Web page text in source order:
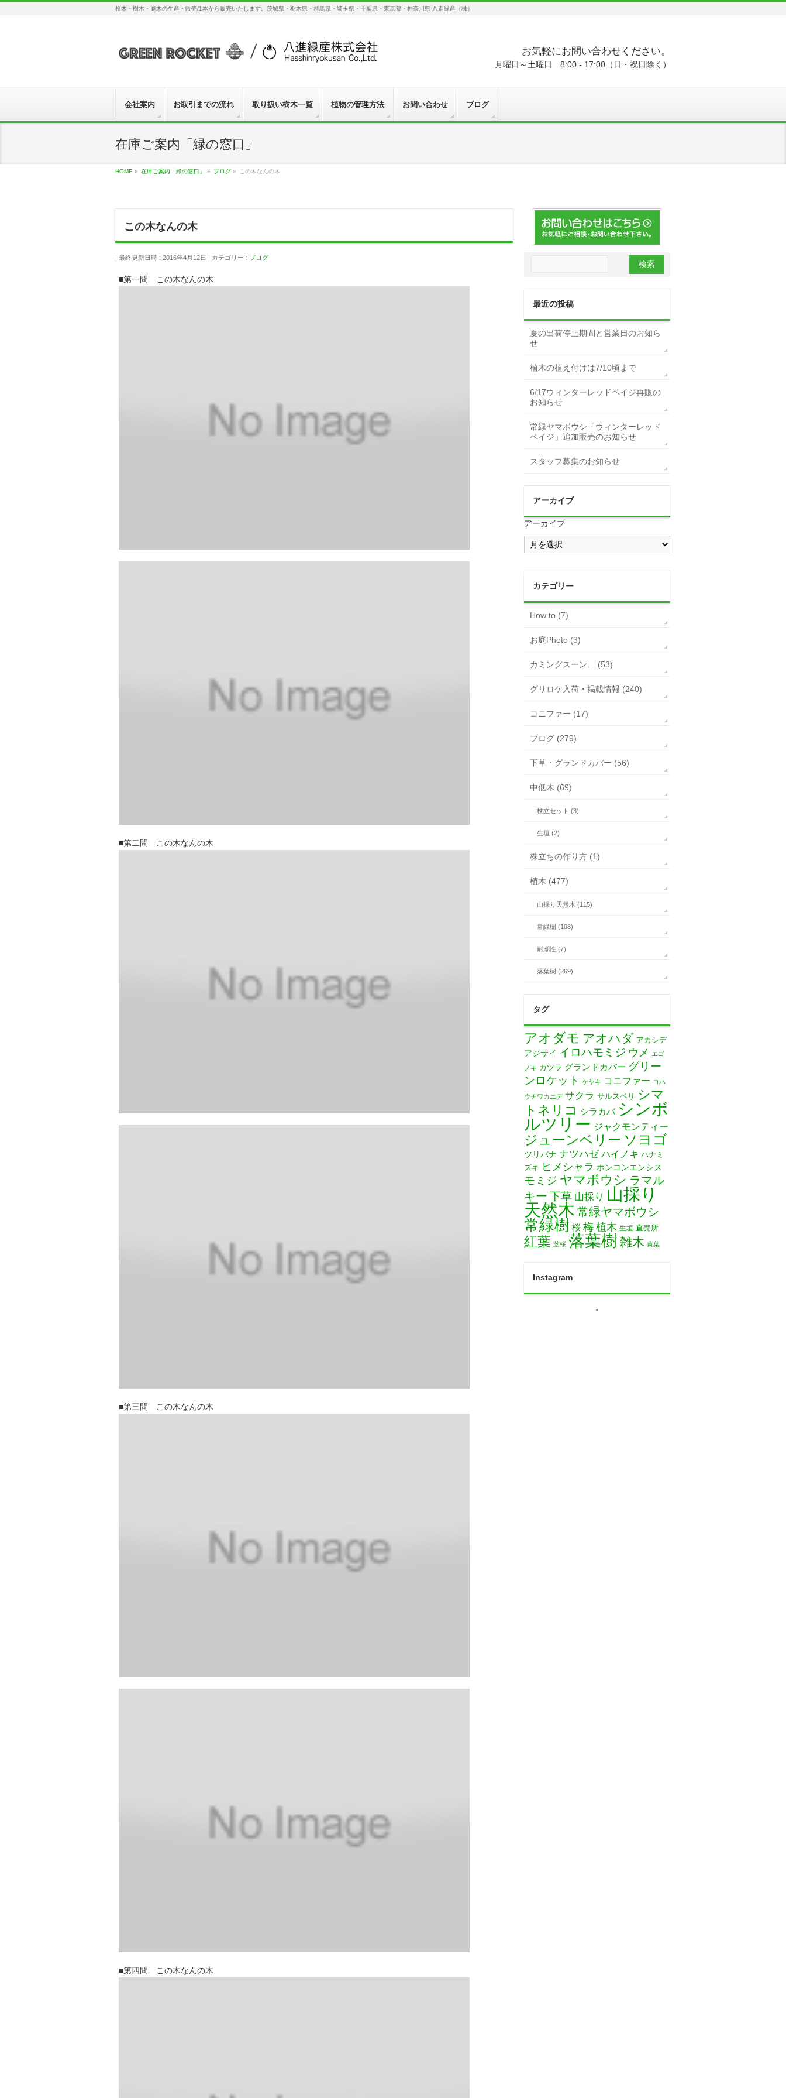
植木・樹木・庭木の生産・販売/1本から販売いたします。茨城県・栃木県・群馬県・埼玉県・千葉県・東京都・神奈川県-八進緑産（株）
お気軽にお問い合わせください。
月曜日～土曜日 8:00 - 17:00（日・祝日除く）
会社案内 お取引までの流れ 取り扱い樹木一覧 植物の管理方法 お問い合わせ ブログ
在庫ご案内「緑の窓口」
HOME » 在庫ご案内「緑の窓口」 » ブログ » この木なんの木
この木なんの木
最終更新日時 : 2016年4月12日 カテゴリー : ブログ
■第一問 この木なんの木
■第二問 この木なんの木
■第三問 この木なんの木
■第四問 この木なんの木
最近の投稿
夏の出荷停止期間と営業日のお知ら
せ
植木の植え付けは7/10頃まで
6/17ウィンターレッドペイジ再販の
お知らせ
常緑ヤマボウシ「ウィンターレッド
ペイジ」追加販売のお知らせ
スタッフ募集のお知らせ
アーカイブ
アーカイブ
カテゴリー
How to (7)
お庭Photo (3)
カミングスーン… (53)
グリロケ入荷・掲載情報 (240)
コニファー (17)
ブログ (279)
下草・グランドカバー (56)
中低木 (69)
株立セット (3)
生垣 (2)
株立ちの作り方 (1)
植木 (477)
山採り天然木 (115)
常緑樹 (108)
耐潮性 (7)
落葉樹 (269)
タグ
アオダモ アオハダ アカシデ
アジサイ イロハモミジ ウメ
エゴ
ノキ カツラ グランドカバー グリー
ンロケット
ケヤキ コニファー コハ
ウチワカエデ サクラ サルスベリ シマ
トネリコ
シラカバ シンボ
ルツリー ジャクモンティー
ジューンベリー ソヨゴ
ツリバナ ナツハゼ ハイノキ ハナミ
ズキ ヒメシャラ ホンコンエンシス
モミジ ヤマボウシ ラマル
キー 下草 山採り 山採り
天然木 常緑ヤマボウシ
常緑樹 桜 梅 植木 生垣 直売所
紅葉 芝桜 落葉樹 雑木 黄葉
Instagram